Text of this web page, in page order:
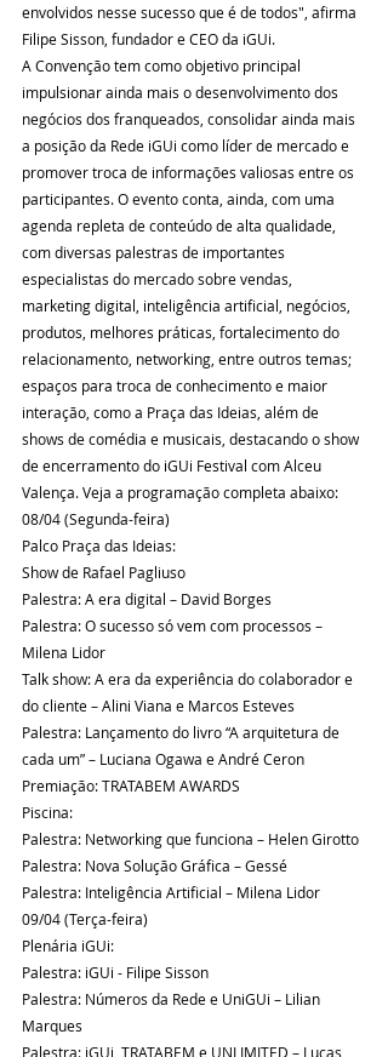
envolvidos nesse sucesso que é de todos", afirma
Filipe Sisson, fundador e CEO da iGUi.
A Convenção tem como objetivo principal
impulsionar ainda mais o desenvolvimento dos
negócios dos franqueados, consolidar ainda mais
a posição da Rede iGUi como líder de mercado e
promover troca de informações valiosas entre os
participantes. O evento conta, ainda, com uma
agenda repleta de conteúdo de alta qualidade,
com diversas palestras de importantes
especialistas do mercado sobre vendas,
marketing digital, inteligência artificial, negócios,
produtos, melhores práticas, fortalecimento do
relacionamento, networking, entre outros temas;
espaços para troca de conhecimento e maior
interação, como a Praça das Ideias, além de
shows de comédia e musicais, destacando o show
de encerramento do iGUi Festival com Alceu
Valença. Veja a programação completa abaixo:
08/04 (Segunda-feira)
Palco Praça das Ideias:
Show de Rafael Pagliuso
Palestra: A era digital – David Borges
Palestra: O sucesso só vem com processos –
Milena Lidor
Talk show: A era da experiência do colaborador e
do cliente – Alini Viana e Marcos Esteves
Palestra: Lançamento do livro “A arquitetura de
cada um” – Luciana Ogawa e André Ceron
Premiação: TRATABEM AWARDS
Piscina:
Palestra: Networking que funciona – Helen Girotto
Palestra: Nova Solução Gráfica – Gessé
Palestra: Inteligência Artificial – Milena Lidor
09/04 (Terça-feira)
Plenária iGUi:
Palestra: iGUi - Filipe Sisson
Palestra: Números da Rede e UniGUi – Lilian
Marques
Palestra: iGUi, TRATABEM e UNLIMITED – Lucas